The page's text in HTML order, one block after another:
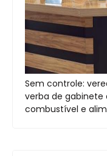
Sem controle:
verba de gabinete
combustível e